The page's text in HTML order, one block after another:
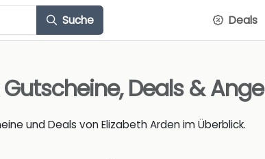
Suche Deals
Gutscheine, Deals &
und Deals von Elizabeth Arden im Überblick.